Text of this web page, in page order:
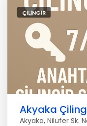
ÇILINGIR
Akyaka
Akyaka, Nilüfer Sk.